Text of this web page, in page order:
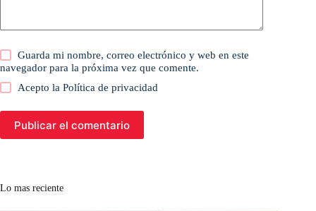
Guarda mi nombre, correo electrónico y web en este
navegador para la próxima vez que comente.
Acepto laPolítica de privacidad
Publicar el comentario
Lo mas reciente